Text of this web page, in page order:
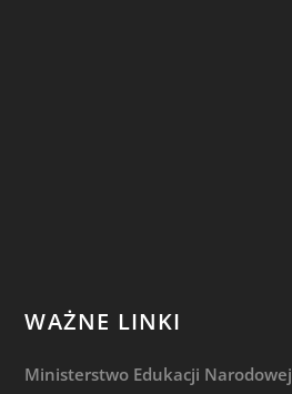
WAŻNE LINKI
Ministerstwo Edukacji Narodowej